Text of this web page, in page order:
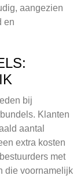
aangezien
en
bij
Klanten
aantal
extra kosten
met
die voornamelijk